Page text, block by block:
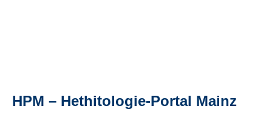
HPM – Hethitologie-Portal Mainz